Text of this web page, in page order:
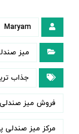
Maryam
میز
جذاب
فروش میز صندلی
مرکز میز صندلی